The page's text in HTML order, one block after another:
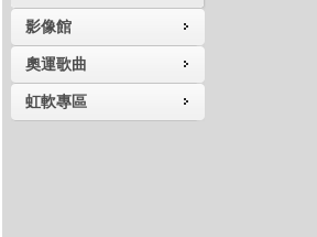
影像館
奧運歌曲
虹軟專區